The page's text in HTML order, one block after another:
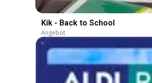
Kik - Back to School
Angebot